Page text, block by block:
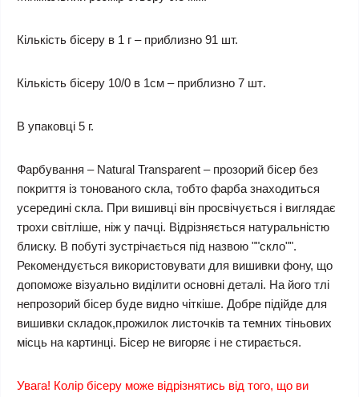
Кількість бісеру в 1 г – приблизно 91 шт.
Кількість бісеру 10/0 в 1см – приблизно 7 шт.
В упаковці 5 г.
Фарбування – Natural Transparent – прозорий бісер без
покриття із тонованого скла, тобто фарба знаходиться
усередині скла. При вишивці він просвічується і виглядає
трохи світліше, ніж у пачці. Відрізняється натуральністю
блиску. В побуті зустрічається під назвою ""скло"".
Рекомендується використовувати для вишивки фону, що
допоможе візуально виділити основні деталі. На його тлі
непрозорий бісер буде видно чіткіше. Добре підійде для
вишивки складок,прожилок листочків та темних тіньових
місць на картинці. Бісер не вигоряє і не стирається.
Увага! Колір бісеру може відрізнятись від того, що ви